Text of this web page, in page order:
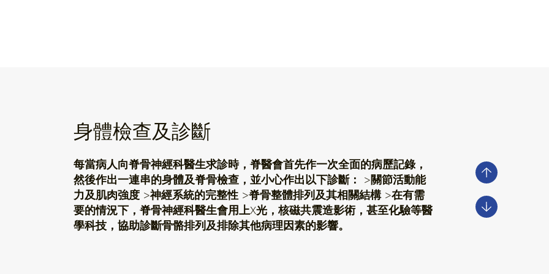
身體檢查及診斷
每當病人向脊骨神經科醫生求診時，脊醫會首先作一次全面的病歷記錄，
然後作出一連串的身體及脊骨檢查，並小心作出以下診斷： >關節活動能
力及肌肉強度 >神經系統的完整性 >脊骨整體排列及其相關結構 >在有需
要的情況下，脊骨神經科醫生會用上X光，核磁共震造影術，甚至化驗等醫
學科技，協助診斷骨骼排列及排除其他病理因素的影響。